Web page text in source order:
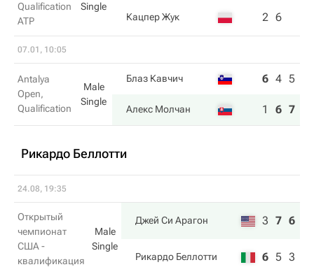
Qualification
ATP
Single
Кацпер Жук 2 6
07.01, 10:05
Antalya
Open,
Qualification
Male
Single
Блаз Кавчич 6 4 5
Алекс Молчан 1 6 7
Рикардо Беллотти
24.08, 19:35
Открытый
чемпионат
США -
квалификация
Male
Single
Джей Си Арагон 3 7 6
Рикардо Беллотти 6 5 3